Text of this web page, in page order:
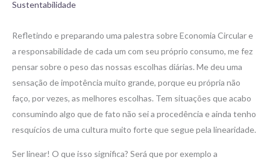
Sustentabilidade
Refletindo e preparando uma palestra sobre Economia Circular e
a responsabilidade de cada um com seu próprio consumo, me fez
pensar sobre o peso das nossas escolhas diárias. Me deu uma
sensação de impotência muito grande, porque eu própria não
faço, por vezes, as melhores escolhas. Tem situações que acabo
consumindo algo que de fato não sei a procedência e ainda tenho
resquícios de uma cultura muito forte que segue pela linearidade.
Ser linear! O que isso significa? Será que por exemplo a